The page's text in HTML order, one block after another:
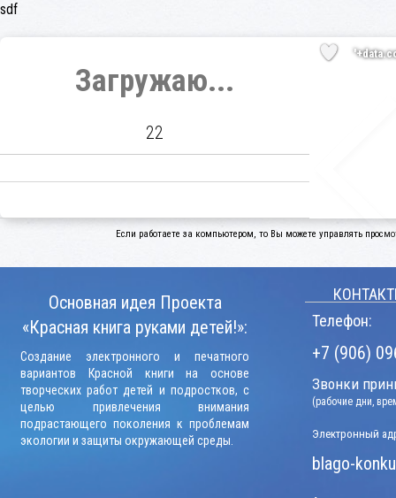
sdf
Загружаю...
22
Если работаете за компьютером, то Вы можете управлять
Основная идея Проекта
«Красная книга руками детей!»:
Создание электронного и печатного
вариантов Красной книги на основе
творческих работ детей и подростков, с
целью привлечения внимания
подрастающего поколения к проблемам
экологии и защиты окружающей среды.
Телефон:
+7 (906)
Звонки
(рабочие дни,
Электронный
blago-